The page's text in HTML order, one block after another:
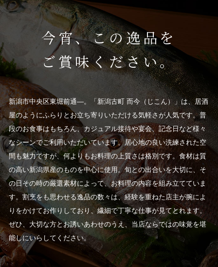
今宵、この逸品を
ご賞味ください。
新潟市中央区東堀前通―。「新潟古町 而今（じこん）」は、居酒
屋のようにふらりとお立ち寄りいただける気軽さが人気です。普
段のお食事はもちろん、カジュアル接待や宴会、記念日など様々
なシーンでご利用いただいています。居心地の良い洗練された空
間も魅力ですが、何よりもお料理の上質さは格別です。食材は質
の高い新潟県産のものを中心に使用。旬との出合いを大切に、そ
の日その時の厳選素材によって、お料理の内容を組み立てていま
す。割烹をも思わせる逸品の数々は、経験を重ねた店主が腕によ
りをかけてお作りしており、繊細で丁寧な仕事が見てとれます。
ぜひ、大切な方とお誘いあわせのうえ、当店ならではの味覚を堪
能しにいらしてください。